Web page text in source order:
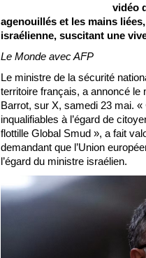
vidéo
agenouillés et les mains
israélienne, suscitant une
Le Monde avec AFP
Le ministre de la sécurité
territoire français, a annoncé
Barrot, sur X, samedi 23 mai.
inqualifiables à l’égard de
flottille Global Smud », a fait
demandant que l’Union
l’égard du ministre israélien.